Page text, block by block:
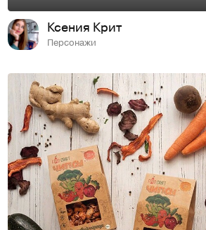
Ксения Крит
Персонажи